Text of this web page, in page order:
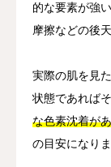
的な要素が強
摩擦などの後
実際の肌を見
状態であれば
な色素沈着が
の目安になりま